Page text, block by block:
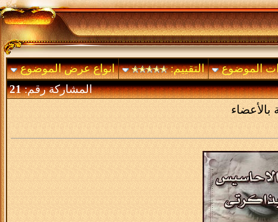
الموضوع التقييم:
انواع عرض الموضوع
المشاركة رقم:21